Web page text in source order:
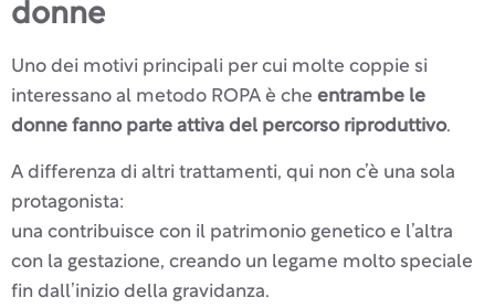
donne
Uno dei motivi principali per cui molte coppie si
interessano al metodo ROPA è che entrambe le
donne fanno parte attiva del percorso riproduttivo.
A differenza di altri trattamenti, qui non c’è una sola
protagonista:
una contribuisce con il patrimonio genetico e l’altra
con la gestazione, creando un legame molto speciale
fin dall’inizio della gravidanza.